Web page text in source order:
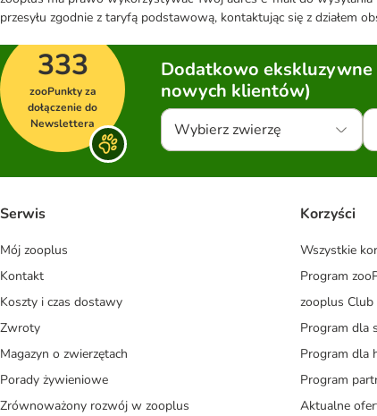
przesyłu zgodnie z taryfą podstawową, kontaktując się z działem
333
zooPunkty za
dołączenie do
Newslettera
Dodatkowo
nowych klientów)
Wybierz zwierzę
Serwis
Mój zooplus
Kontakt
Koszty i czas dostawy
Zwroty
Magazyn o zwierzętach
Porady żywieniowe
Zrównoważony rozwój w zooplus
Korzyści
Wszystkie
Program
zooplus Club
Program dla
Program dla
Program
Aktualne